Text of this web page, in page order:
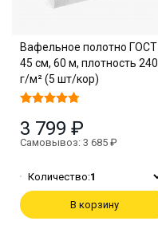
Вафельное полотно ГОСТ
45 см, 60 м, плотность 240
г/м² (5 шт/кор)
3 799 ₽
Самовывоз: 3 685 ₽
Количество:1
В корзину